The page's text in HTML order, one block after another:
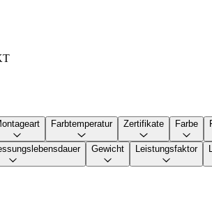
Farbtemperatur Zertifikate Farbe
Gewicht Leistungsfaktor